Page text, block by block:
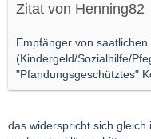
Zitat von Henning82
Empfänger von saatlichen
(Kindergeld/Sozialhilfe/
"Pfandungsgeschütztes"
das widerspricht sich